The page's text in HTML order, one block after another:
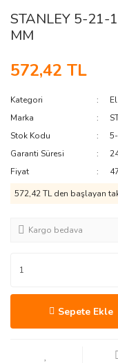
STANLEY 5-21-
MM
572,42 TL
Kategori
Marka
Stok Kodu
Garanti Süresi
Fiyat
572,42 TL den başlayan
Kargo bedava
Sepete Ekle